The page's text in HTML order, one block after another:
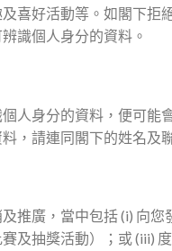
喜好活動等。如閣下
識個人身分的資料。
人身分的資料，便可
，請連同閣下的姓名及
推廣，當中包括 (i) 向
及抽獎活動）；或 (iii)